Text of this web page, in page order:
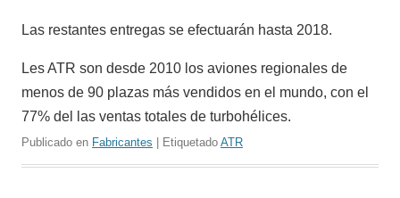
Las restantes entregas se efectuarán hasta 2018.
Les ATR son desde 2010 los aviones regionales de
menos de 90 plazas más vendidos en el mundo, con el
77% del las ventas totales de turbohélices.
Publicado en Fabricantes | Etiquetado ATR